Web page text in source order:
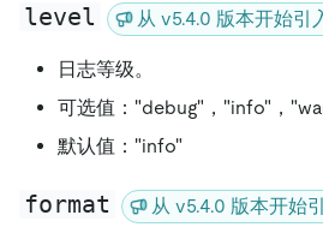
level 从 v5.4.0 版本开始引
日志等级。
可选值："debug"，"info"，
默认值："info"
format 从 v5.4.0 版本开始